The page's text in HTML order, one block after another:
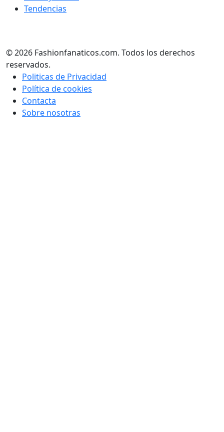
Tendencias
© 2026 Fashionfanaticos.com. Todos los derechos
reservados.
Politicas de Privacidad
Política de cookies
Contacta
Sobre nosotras